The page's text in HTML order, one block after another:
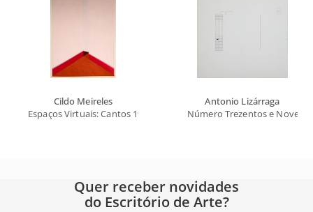
Cildo Meireles
Espaços Virtuais: Cantos 1977
Antonio Lizárraga
Número Trezentos e Noventa
Quer receber novidades
do Escritório de Arte?